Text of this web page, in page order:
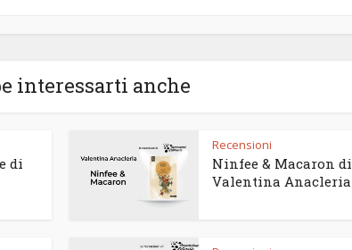
interessarti anche
di
Recensioni
Ninfee & Macaron di
Valentina Anacleria